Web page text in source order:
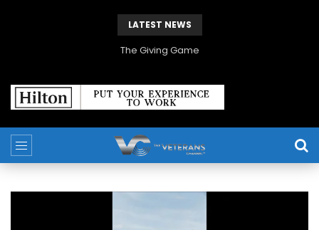
LATEST NEWS
The Giving Game